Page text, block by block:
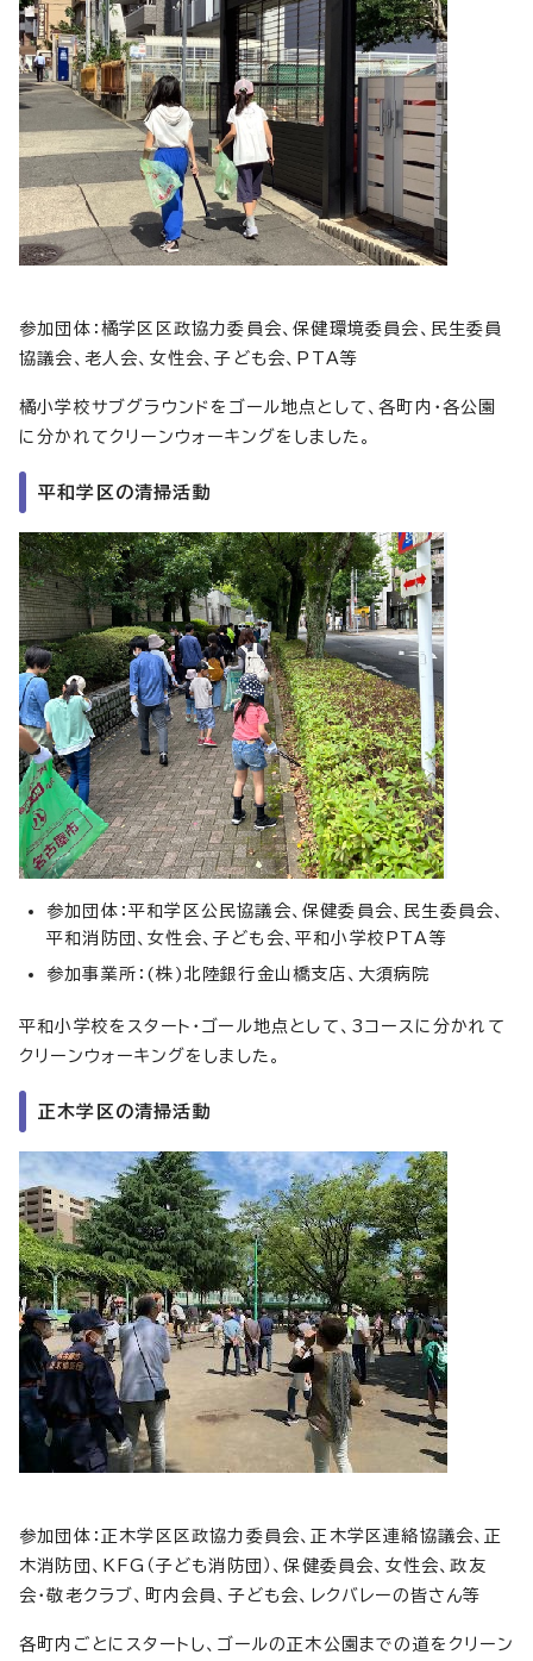
参加団体：橘学区区政協力委員会、保健環境委員会、民生委員
協議会、老人会、女性会、子ども会、PTA等
橘小学校サブグラウンドをゴール地点として、各町内・各公園
に分かれてクリーンウォーキングをしました。
平和学区の清掃活動
参加団体：平和学区公民協議会、保健委員会、民生委員会、
平和消防団、女性会、子ども会、平和小学校PTA等
参加事業所：(株)北陸銀行金山橋支店、大須病院
平和小学校をスタート・ゴール地点として、3コースに分かれて
クリーンウォーキングをしました。
正木学区の清掃活動
参加団体：正木学区区政協力委員会、正木学区連絡協議会、正
木消防団、KFG（子ども消防団）、保健委員会、女性会、政友
会・敬老クラブ、町内会員、子ども会、レクバレーの皆さん等
各町内ごとにスタートし、ゴールの正木公園までの道をクリーン